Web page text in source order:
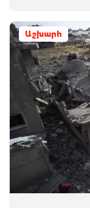
Աշխարհ